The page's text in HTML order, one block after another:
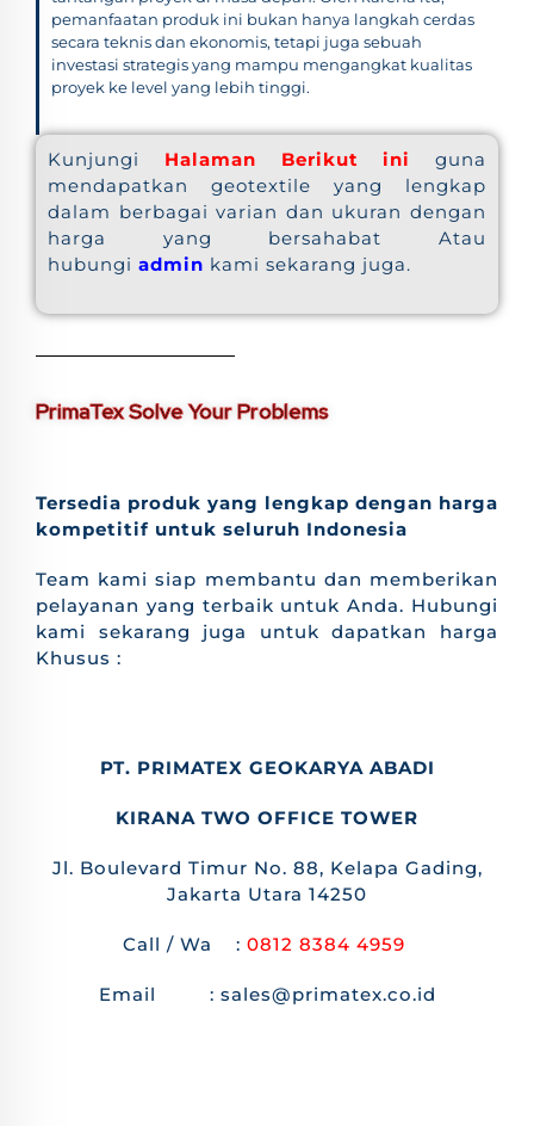
pemanfaatan produk ini bukan hanya langkah cerdas
secara teknis dan ekonomis, tetapi juga sebuah
investasi strategis yang mampu mengangkat kualitas
proyek ke level yang lebih tinggi.
Kunjungi Halaman Berikut ini
guna
mendapatkan geotextile yang lengkap
dalam berbagai varian dan ukuran dengan
harga yang bersahabat Atau
hubungi admin kami sekarang juga.
PrimaTex Solve Your Problems
Tersedia produk yang lengkap dengan harga
kompetitif untuk seluruh Indonesia
Team kami siap membantu dan memberikan
pelayanan yang terbaik untuk Anda. Hubungi
kami sekarang juga untuk dapatkan harga
Khusus :
PT. PRIMATEX GEOKARYA ABADI
KIRANA TWO OFFICE TOWER
Jl. Boulevard Timur No. 88, Kelapa Gading,
Jakarta Utara 14250
Call / Wa : 0812 8384 4959
Email : sales@primatex.co.id